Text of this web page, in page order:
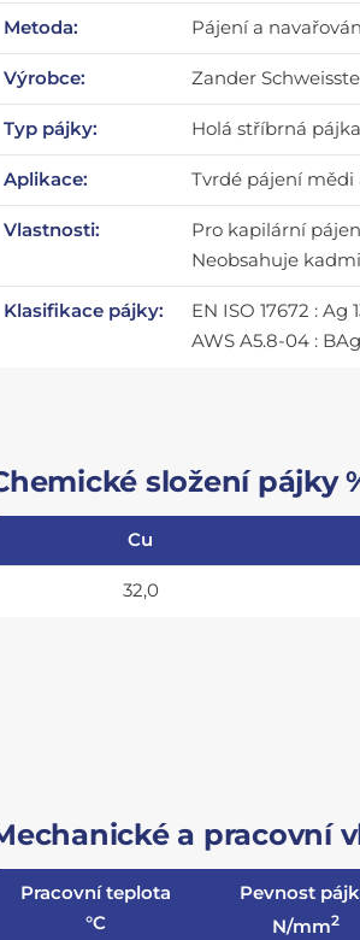
Metoda: Pájení a
Výrobce: Zander
Typ pájky: Holá stříbrná
Aplikace: Tvrdé pájení mědi
Vlastnosti:
Pro kapilární
Neobsahuje
Klasifikace pájky:
EN ISO 17672 : Ag
AWS A5.8-04 :
složení pájky
Cu
32,0
a pracovní
Pracovní teplota
°C
Pevnost
N/mm2